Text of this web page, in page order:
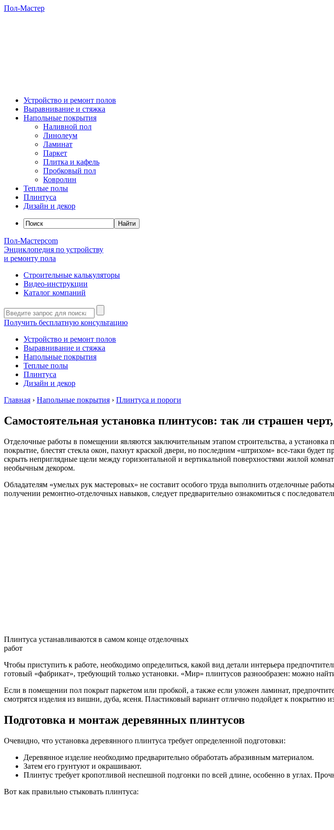
Пол-Мастер
Устройство и ремонт полов
Выравнивание и стяжка
Напольные покрытия
Наливной пол
Линолеум
Ламинат
Паркет
Плитка и кафель
Пробковый пол
Ковролин
Теплые полы
Плинтуса
Дизайн и декор
Пол-Мастерcom
Энциклопедия по устройству
и ремонту пола
Строительные калькуляторы
Видео-инструкции
Каталог компаний
Получить бесплатную консультацию
Устройство и ремонт полов
Выравнивание и стяжка
Напольные покрытия
Теплые полы
Плинтуса
Дизайн и декор
Главная › Напольные покрытия › Плинтуса и пороги
Самостоятельная установка плинтусов: так ли страшен
Отделочные работы в помещении являются заключительным этапом строительства, а
покрытие, блестят стекла окон, пахнут краской двери, но последним «штрихом» все-таки
скрыть неприглядные щели между горизонтальной и вертикальной поверхностями жилой
необычным декором.
Обладателям «умелых рук мастеровых» не составит особого труда выполнить отделочные
получении ремонтно-отделочных навыков, следует предварительно ознакомиться с
Плинтуса устанавливаются в самом конце отделочных
работ
Чтобы приступить к работе, необходимо определиться, какой вид детали интерьера
готовый «фабрикат», требующий только установки. «Мир» плинтусов разнообразен: можно
Если в помещении пол покрыт паркетом или пробкой, а также если уложен ламинат,
смотрятся изделия из вишни, дуба, ясеня. Пластиковый вариант отлично подойдет к покрытию
Подготовка и монтаж деревянных плинтусов
Очевидно, что установка деревянного плинтуса требует определенной подготовки:
Деревянное изделие необходимо предварительно обработать абразивным материалом.
Затем его грунтуют и окрашивают.
Плинтус требует кропотливой неспешной подгонки по всей длине, особенно в углах.
Вот как правильно стыковать плинтуса: